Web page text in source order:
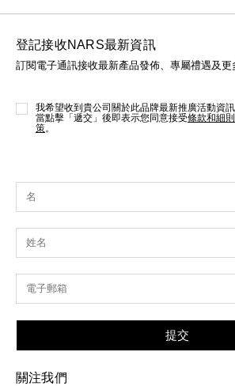
登記接收NARS最新資訊
訂閱電子通訊接收最新產品發佈、專屬禮遇及
我希望收到貴公司關於此品牌最新推廣活動資訊
當點擊「遞交」後即表示您同意接受條款和細則
策。
提交
關注我們